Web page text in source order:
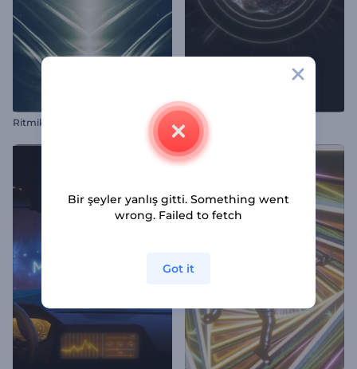
Ritmik Kırılma Görselleştirici Çıstaklı Ritim Görselleştirici
Bir şeyler yanlış gitti. Something went
wrong. Failed to fetch
Got it